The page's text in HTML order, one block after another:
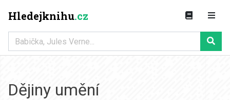
Hledejknihu.cz
Dějiny umění